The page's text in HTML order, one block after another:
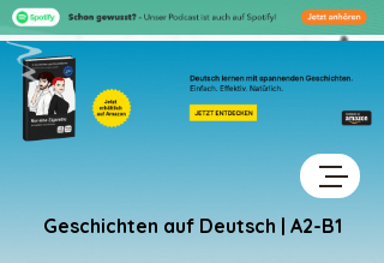
Geschichten auf Deutsch | A2-B1